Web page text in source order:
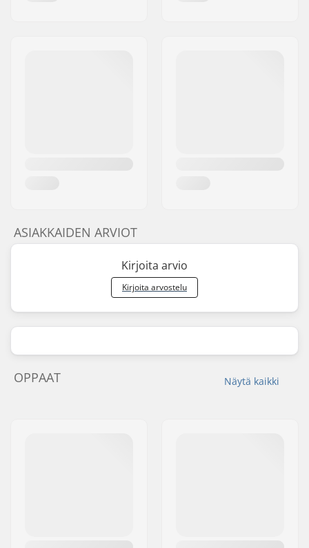
ASIAKKAIDEN ARVIOT
Kirjoita arvio
Kirjoita arvostelu
Näytä kaikki
OPPAAT